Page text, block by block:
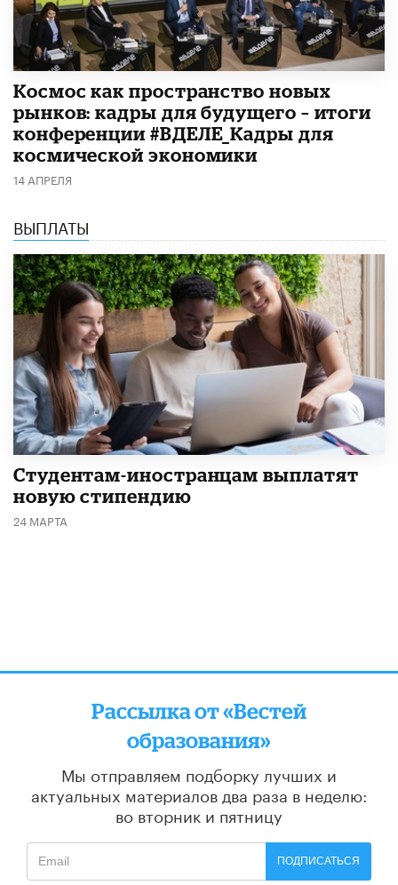
Космос как пространство новых
рынков: кадры для будущего – итоги
конференции #ВДЕЛЕ_Кадры для
космической экономики
14 АПРЕЛЯ
ВЫПЛАТЫ
Студентам-иностранцам выплатят
новую стипендию
24 МАРТА
Рассылка от «Вестей
образования»
Мы отправляем подборку лучших и
актуальных материалов два раза в неделю:
во вторник и пятницу
ПОДПИСАТЬСЯ